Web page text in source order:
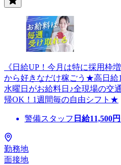
《日給UP！今月は特に採用枠
から好きなだけ稼ごう★高日給
水曜日がお給料日♪全現場の交
帰OK！1週間毎の自由シフト★
警備スタッフ 日給11,500
勤務地
面接地